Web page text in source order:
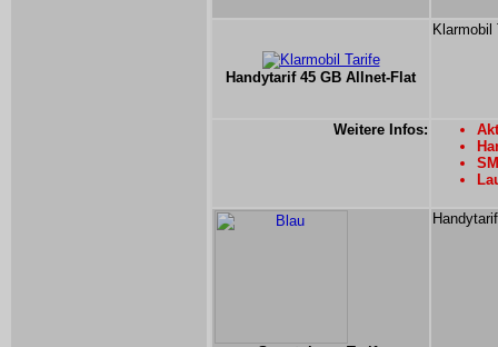
Handytarif 45 GB Allnet-Flat
Weitere Infos: